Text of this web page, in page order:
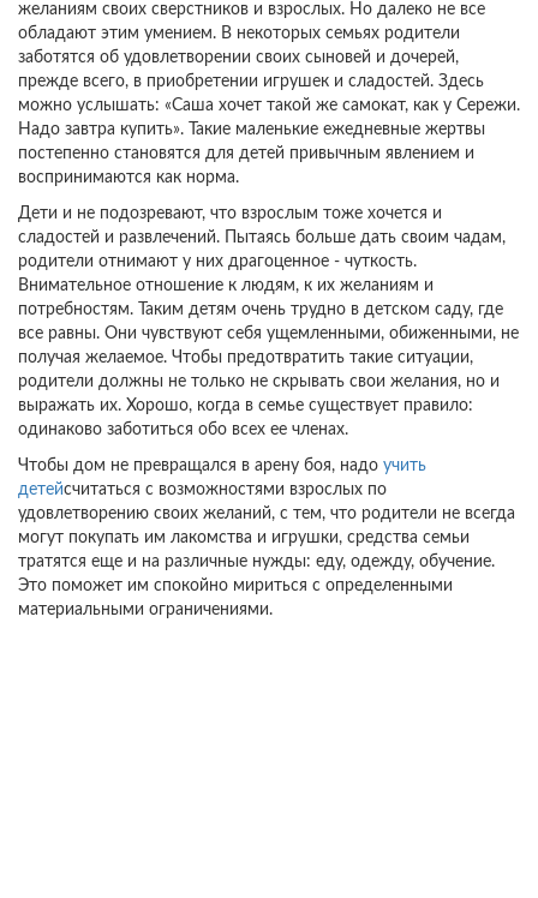
желаниям своих сверстников и взрослых. Но далеко не все
обладают этим умением. В некоторых семьях родители
заботятся об удовлетворении своих сыновей и дочерей,
прежде всего, в приобретении игрушек и сладостей. Здесь
можно услышать: «Саша хочет такой же самокат, как у Сережи.
Надо завтра купить». Такие маленькие ежедневные жертвы
постепенно становятся для детей привычным явлением и
воспринимаются как норма.
Дети и не подозревают, что взрослым тоже хочется и
сладостей и развлечений. Пытаясь больше дать своим чадам,
родители отнимают у них драгоценное - чуткость.
Внимательное отношение к людям, к их желаниям и
потребностям. Таким детям очень трудно в детском саду, где
все равны. Они чувствуют себя ущемленными, обиженными, не
получая желаемое. Чтобы предотвратить такие ситуации,
родители должны не только не скрывать свои желания, но и
выражать их. Хорошо, когда в семье существует правило:
одинаково заботиться обо всех ее членах.
Чтобы дом не превращался в арену боя, надо учить
детейсчитаться с возможностями взрослых по
удовлетворению своих желаний, с тем, что родители не всегда
могут покупать им лакомства и игрушки, средства семьи
тратятся еще и на различные нужды: еду, одежду, обучение.
Это поможет им спокойно мириться с определенными
материальными ограничениями.